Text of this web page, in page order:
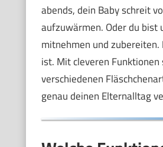
abends, dein Baby schreit
aufzuwärmen. Oder du bist
mitnehmen und
ist. Mit cleveren
verschiedenen
genau deinen Elternalltag